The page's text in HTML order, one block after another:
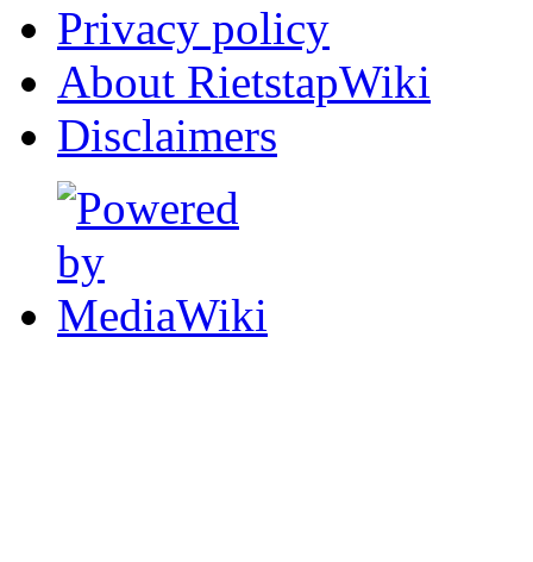
Privacy policy
About RietstapWiki
Disclaimers